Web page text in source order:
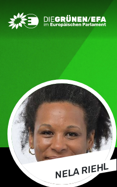
Greens/EFA Home
NELA RIEHL